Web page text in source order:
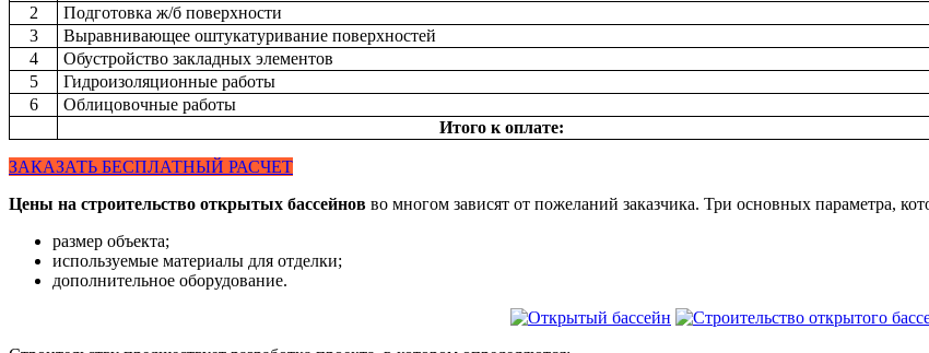
2
Подготовка ж/б поверхности
3
Выравнивающее оштукатуривание поверхностей
4
Обустройство закладных элементов
5
Гидроизоляционные работы
6
Облицовочные работы
Итого к оплате:
ЗАКАЗАТЬ БЕСПЛАТНЫЙ РАСЧЕТ
Цены на строительство открытых бассейнов во многом зависят от пожеланий заказчика. Три основных параметра,
размер объекта;
используемые материалы для отделки;
дополнительное оборудование.